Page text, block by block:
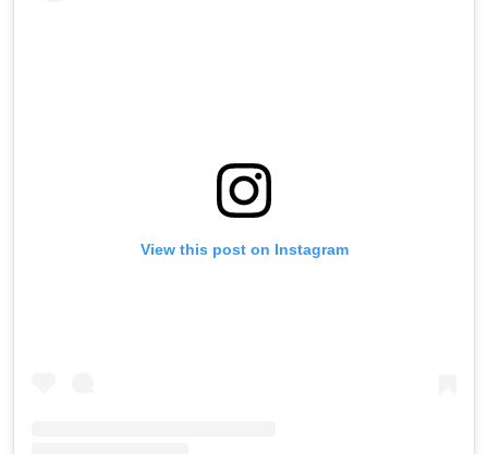
View this post on Instagram